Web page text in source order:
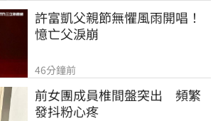
許富凱父親節無懼風雨開唱！
憶亡父淚崩
46分鐘前
前女團成員椎間盤突出　頻繁
發抖粉心疼